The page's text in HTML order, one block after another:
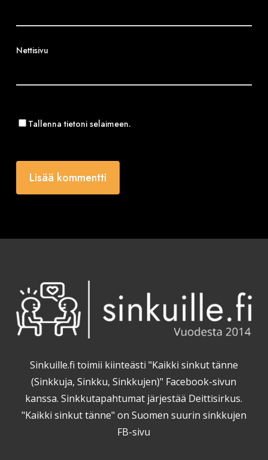
Nettisivu
Tallenna tietoni selaimeen.
Sinkuille.fi toimii kiinteästi "Kaikki sinkut tänne
(Sinkkuja, Sinkku, Sinkkujen)" Facebook-sivun
kanssa. Sinkkutapahtumat järjestää Deittisirkus.
"Kaikki sinkut tänne" on Suomen suurin sinkkujen
FB-sivu